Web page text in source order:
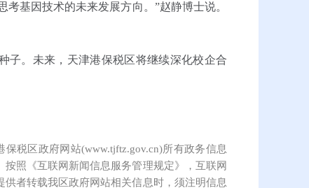
基因技术的未来发展方向。”赵静博士说。
。未来，天津港保税区将继续深化校企合
保税区政府网站(www.tjftz.gov.cn)所有政务信息
按照《互联网新闻信息服务管理规定》，互联网
供者转载我区政府网站相关信息时，须注明信息